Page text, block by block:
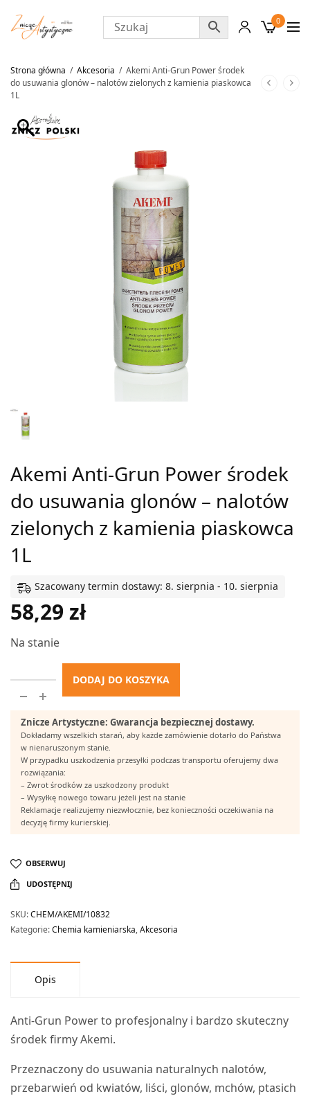
0
Strona główna / Akcesoria / Akemi Anti-Grun Power środek
do usuwania glonów – nalotów zielonych z kamienia piaskowca
1L
Akemi Anti-Grun Power środek
do usuwania glonów – nalotów
zielonych z kamienia piaskowca
1L
Szacowany termin dostawy: 8. sierpnia - 10. sierpnia
58,29zł
Na stanie
DODAJ DO KOSZYKA
Znicze Artystyczne: Gwarancja bezpiecznej dostawy.
Dokładamy wszelkich starań, aby każde zamówienie dotarło do Państwa
w nienaruszonym stanie.
W przypadku uszkodzenia przesyłki podczas transportu oferujemy dwa
rozwiązania:
– Zwrot środków za uszkodzony produkt
– Wysyłkę nowego towaru jeżeli jest na stanie
Reklamacje realizujemy niezwłocznie, bez konieczności oczekiwania na
decyzję firmy kurierskiej.
OBSERWUJ
UDOSTĘPNIJ
SKU:CHEM/AKEMI/10832
Kategorie:Chemia kamieniarska,Akcesoria
Opis
Anti-Grun Power to profesjonalny i bardzo skuteczny
środek firmy Akemi.
Przeznaczony do usuwania naturalnych nalotów,
przebarwień od kwiatów, liści, glonów, mchów, ptasich